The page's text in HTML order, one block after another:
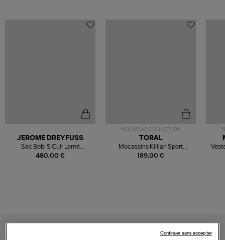
480,00 €
JEROME DREYFUSS
Sac Bobi S Cuir Lamé
Champagne
NOUVELLE COLLECTION
189,00 €
TORAL
Mocassins Killian Sport
Mousse
Continuer sans accepter